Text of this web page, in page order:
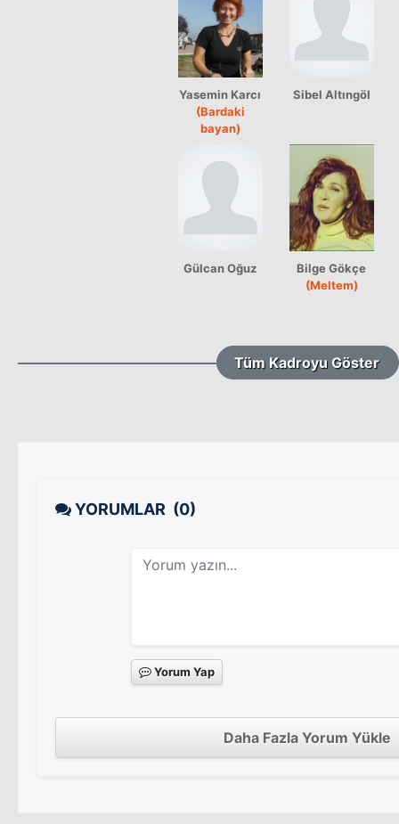
Yasemin Karcı
(Bardaki
bayan)
Sibel Altıngöl
Gülcan Oğuz
Bilge Gökçe
(Meltem)
Tüm Kadroyu Göster
YORUMLAR (0)
Yorum Yap
Daha Fazla Yorum Yükle